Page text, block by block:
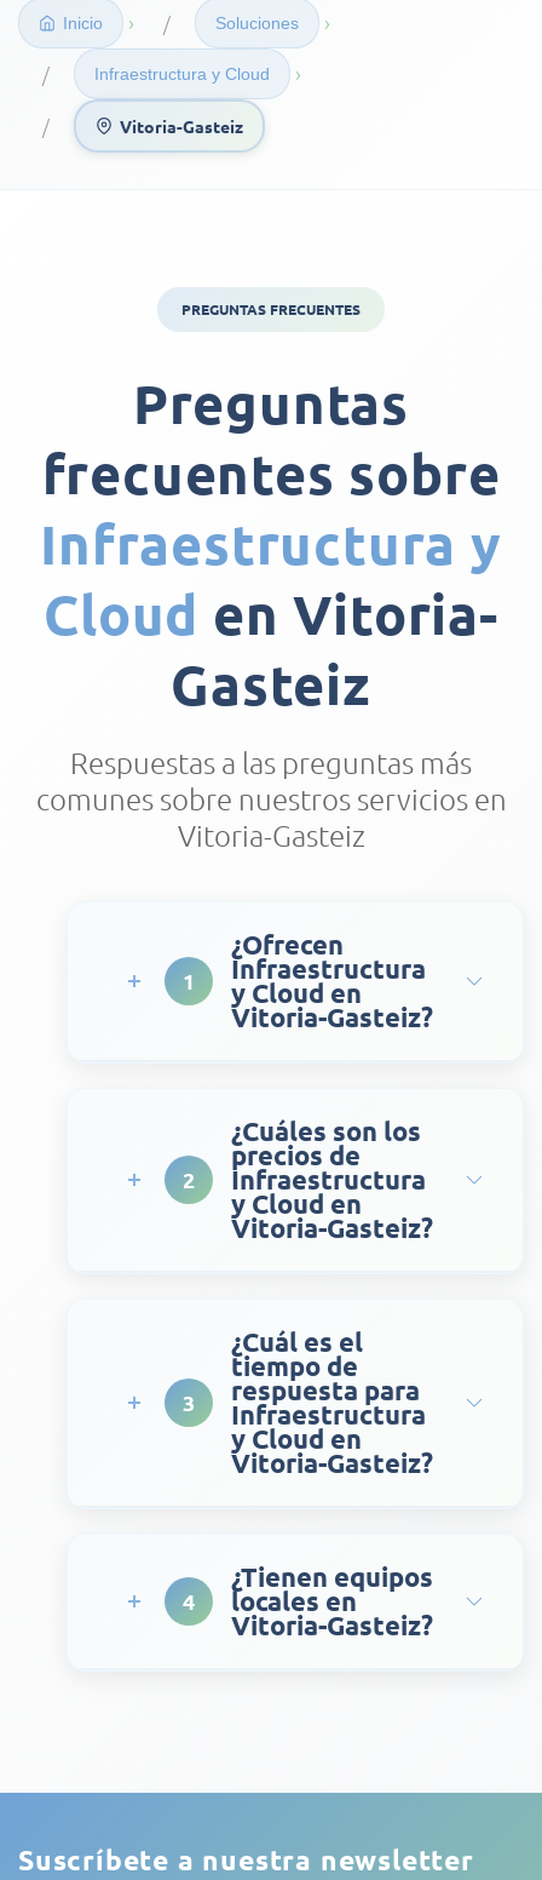
Inicio › Soluciones ›
Infraestructura y Cloud ›
Vitoria-Gasteiz
PREGUNTAS FRECUENTES
Preguntas
frecuentes sobre
Infraestructura y
Cloud en Vitoria-
Gasteiz
Respuestas a las preguntas más
comunes sobre nuestros servicios en
Vitoria-Gasteiz
1
¿Ofrecen
Infraestructura
y Cloud en
Vitoria-Gasteiz?
2
¿Cuáles son los
precios de
Infraestructura
y Cloud en
Vitoria-Gasteiz?
3
¿Cuál es el
tiempo de
respuesta para
Infraestructura
y Cloud en
Vitoria-Gasteiz?
4
¿Tienen equipos
locales en
Vitoria-Gasteiz?
Suscríbete a nuestra newsletter